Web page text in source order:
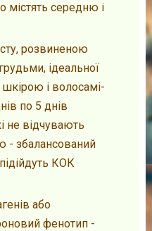
містять середню і
розвиненою
ідеальної
і волосамі-
по 5 днів
не відчувають
- збалансований
КОК
або
фенотип -